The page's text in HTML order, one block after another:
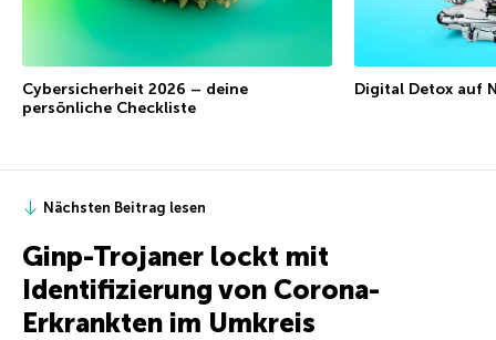
Cybersicherheit 2026 – deine
persönliche Checkliste
Digital Detox auf
Nächsten Beitrag lesen
Ginp-Trojaner lockt mit
Identifizierung von Corona-
Erkrankten im Umkreis